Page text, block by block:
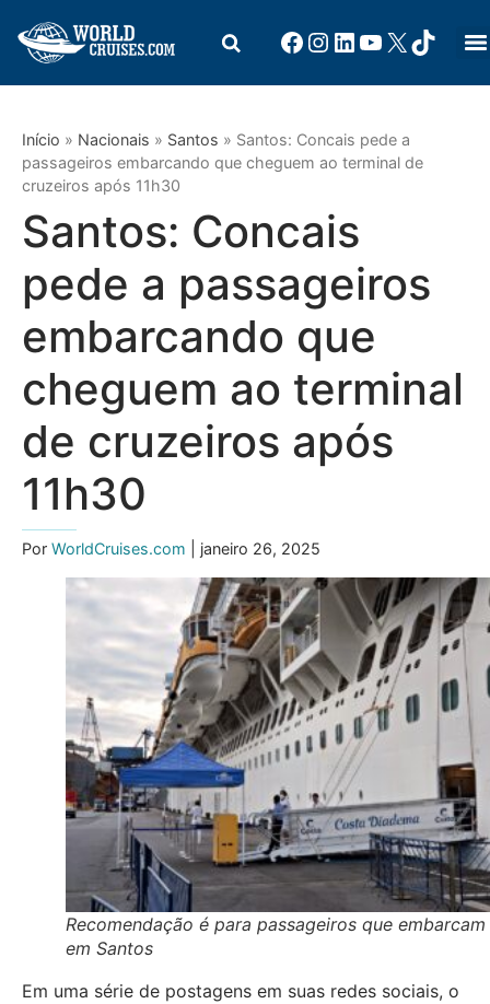
Início » Nacionais » Santos » Santos: Concais pede a
passageiros embarcando que cheguem ao terminal de
cruzeiros após 11h30
Santos: Concais
pede a passageiros
embarcando que
cheguem ao terminal
de cruzeiros após
11h30
Por WorldCruises.com | janeiro 26, 2025
Recomendação é para passageiros que embarcam
em Santos
Em uma série de postagens em suas redes sociais, o